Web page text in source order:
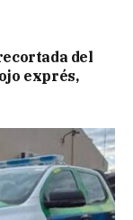
del
exprés,